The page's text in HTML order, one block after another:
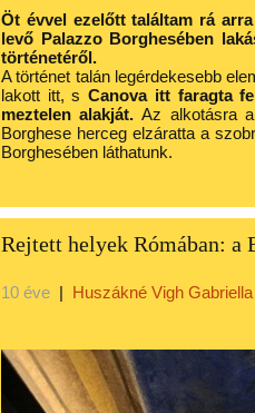
Öt évvel ezelőtt találtam rá
levő Palazzo Borghesében
történetéről.
A történet talán legérdekesebb
lakott itt, sCanova itt faragta
meztelen alakját.Az alkotásra
Borghese herceg elzáratta a
Borghesében láthatunk.
Rejtett helyek Rómában: a
10 éve | Huszákné Vigh Gabriella